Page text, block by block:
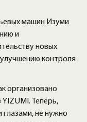
машин Изуми
и
новых
улучшению контроля
организовано
Теперь,
не нужно